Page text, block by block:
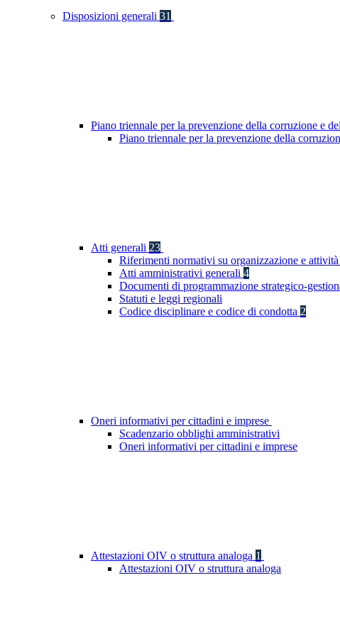
Disposizioni generali 31
Piano triennale per la prevenzione della corruzione e
Piano triennale per la prevenzione della
Atti generali 23
Riferimenti normativi su organizzazione e attività
Atti amministrativi generali 4
Documenti di programmazione strategico-
Statuti e leggi regionali
Codice disciplinare e codice di condotta 2
Oneri informativi per cittadini e imprese
Scadenzario obblighi amministrativi
Oneri informativi per cittadini e imprese
Attestazioni OIV o struttura analoga 1
Attestazioni OIV o struttura analoga